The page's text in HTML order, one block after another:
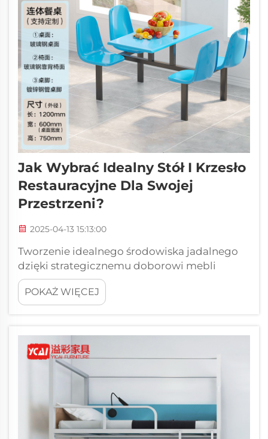
Jak Wybrać Idealny Stół I Krzesło
Restauracyjne Dla Swojej
Przestrzeni?
2025-04-13 15:13:00
Tworzenie idealnego środowiska jadalnego
dzięki strategicznemu doborowi mebli
Sukces każdej działalności gastronomicznej
w dużej mierze zależy od stworzenia
odpowiedniego klimatu, a kluczem do tego
stołowych i krzeseł. Th...
POKAŻ WIĘCEJ